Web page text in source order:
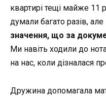
квартирі тещі майже 11
думали багато разів, але
значення, що за
Ми навіть ходили до
на нас, коли дізналася
Дружина допомагала